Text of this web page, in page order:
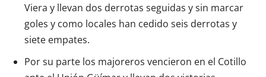
Viera y llevan dos derrotas seguidas y sin marcar
goles y como locales han cedido seis derrotas y
siete empates.
Por su parte los majoreros vencieron en el Cotillo